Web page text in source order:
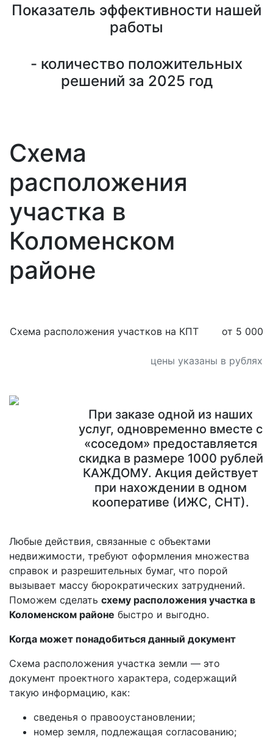
Показатель эффективности нашей
работы
- количество положительных
решений за 2025 год
Схема
расположения
участка в
Коломенском
районе
Cхема расположения участков на КПТ от 5 000
цены указаны в рублях
При заказе одной из наших
услуг, одновременно вместе с
«соседом» предоставляется
скидка в размере 1000 рублей
КАЖДОМУ. Акция действует
при нахождении в одном
кооперативе (ИЖС, СНТ).
Любые действия, связанные с объектами
недвижимости, требуют оформления множества
справок и разрешительных бумаг, что порой
вызывает массу бюрократических затруднений.
Поможем сделать схему расположения участка в
Коломенском районе быстро и выгодно.
Когда может понадобиться данный документ
Схема расположения участка земли — это
документ проектного характера, содержащий
такую информацию, как:
сведенья о правооустановлении;
номер земля, подлежащая согласованию;